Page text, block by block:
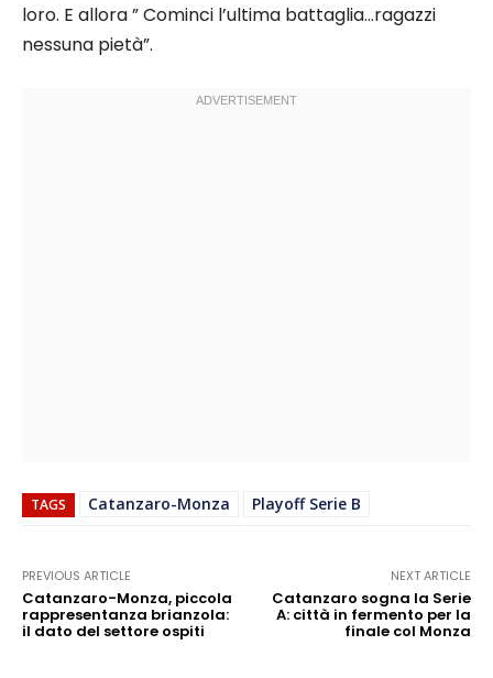
loro. E allora ” Cominci l’ultima battaglia…ragazzi
nessuna pietà”.
TAGS Catanzaro-Monza Playoff Serie B
PREVIOUS ARTICLE
Catanzaro-Monza, piccola
rappresentanza brianzola:
il dato del settore ospiti
NEXT ARTICLE
Catanzaro sogna la Serie
A: città in fermento per la
finale col Monza